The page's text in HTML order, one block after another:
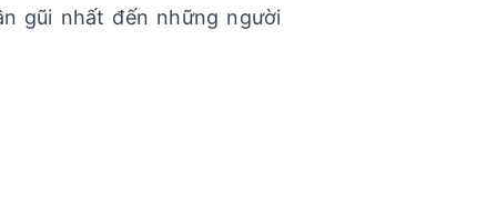
gũi nhất đến những người